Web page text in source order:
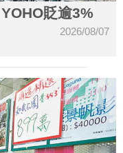
貶逾3%
2026/08/07